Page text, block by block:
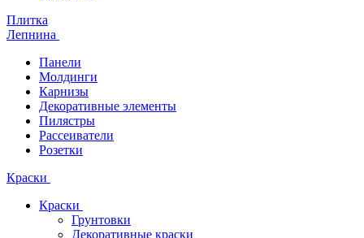
Плитка
Лепнина
Панели
Молдинги
Карнизы
Декоративные элементы
Пилястры
Рассеиватели
Розетки
Краски
Краски
Грунтовки
Декоративные краски